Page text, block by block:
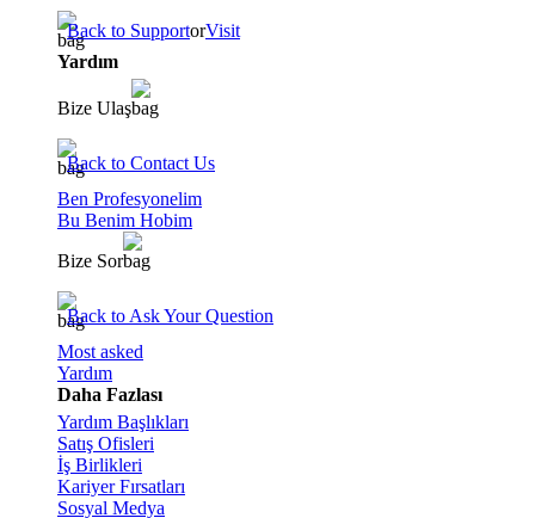
Back to SupportorVisit
Yardım
Bize Ulaş
Back to Contact Us
Ben Profesyonelim
Bu Benim Hobim
Bize Sor
Back to Ask Your Question
Most asked
Yardım
Daha Fazlası
Yardım Başlıkları
Satış Ofisleri
İş Birlikleri
Kariyer Fırsatları
Sosyal Medya